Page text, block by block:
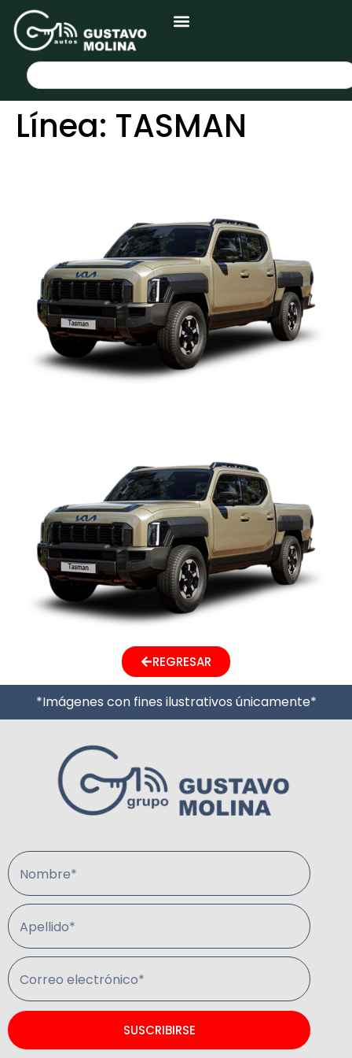
Línea: TASMAN
REGRESAR
*Imágenes con fines ilustrativos únicamente*
Nombre*
Apellido*
Correo electrónico*
SUSCRIBIRSE